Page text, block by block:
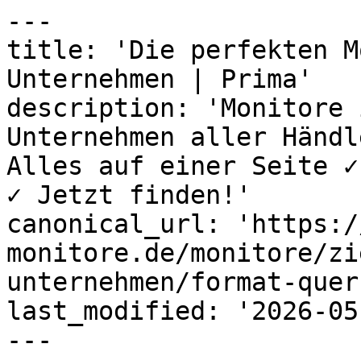
---
title: 'Die perfekten
Unternehmen | Prima'
description: 'Monitore
Unternehmen aller
Alles auf einer Seite ✓
✓ Jetzt finden!'
canonical_url: 'https://
monitore.de/monitore/
unternehmen/format-
last_modified: '2026-
---